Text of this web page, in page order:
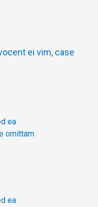
ei vim, case
ea
omittam
ea